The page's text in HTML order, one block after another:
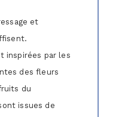
et
inspirées par les
des fleurs
du
issues de